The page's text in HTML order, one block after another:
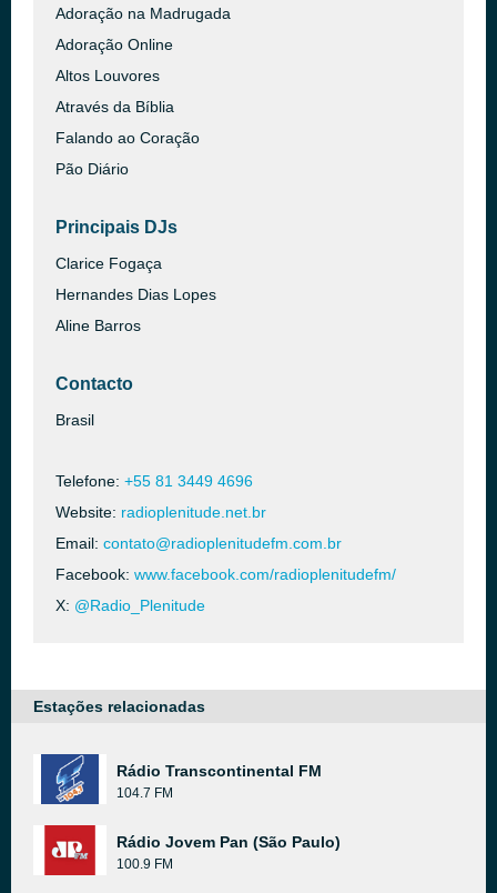
Adoração na Madrugada
Adoração Online
Altos Louvores
Através da Bíblia
Falando ao Coração
Pão Diário
Principais DJs
Clarice Fogaça
Hernandes Dias Lopes
Aline Barros
Contacto
Brasil
Telefone: +55 81 3449 4696
Website: radioplenitude.net.br
Email: contato@radioplenitudefm.com.br
Facebook: www.facebook.com/radioplenitudefm/
X: @Radio_Plenitude
Estações relacionadas
Rádio Transcontinental FM
104.7 FM
Rádio Jovem Pan (São Paulo)
100.9 FM